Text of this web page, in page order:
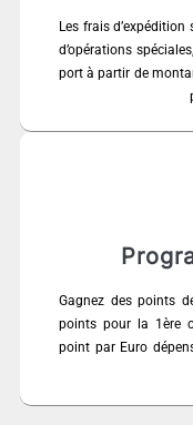
Les frais
d’opérations
port à partir de
Gagnez des points
points pour la 1ère
point par Euro